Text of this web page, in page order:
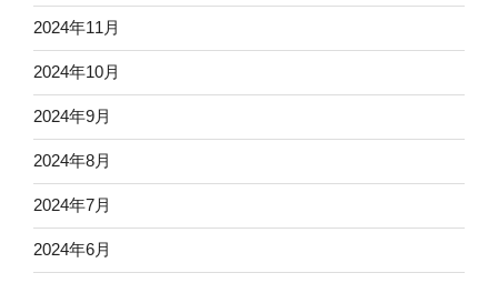
2024年11月
2024年10月
2024年9月
2024年8月
2024年7月
2024年6月